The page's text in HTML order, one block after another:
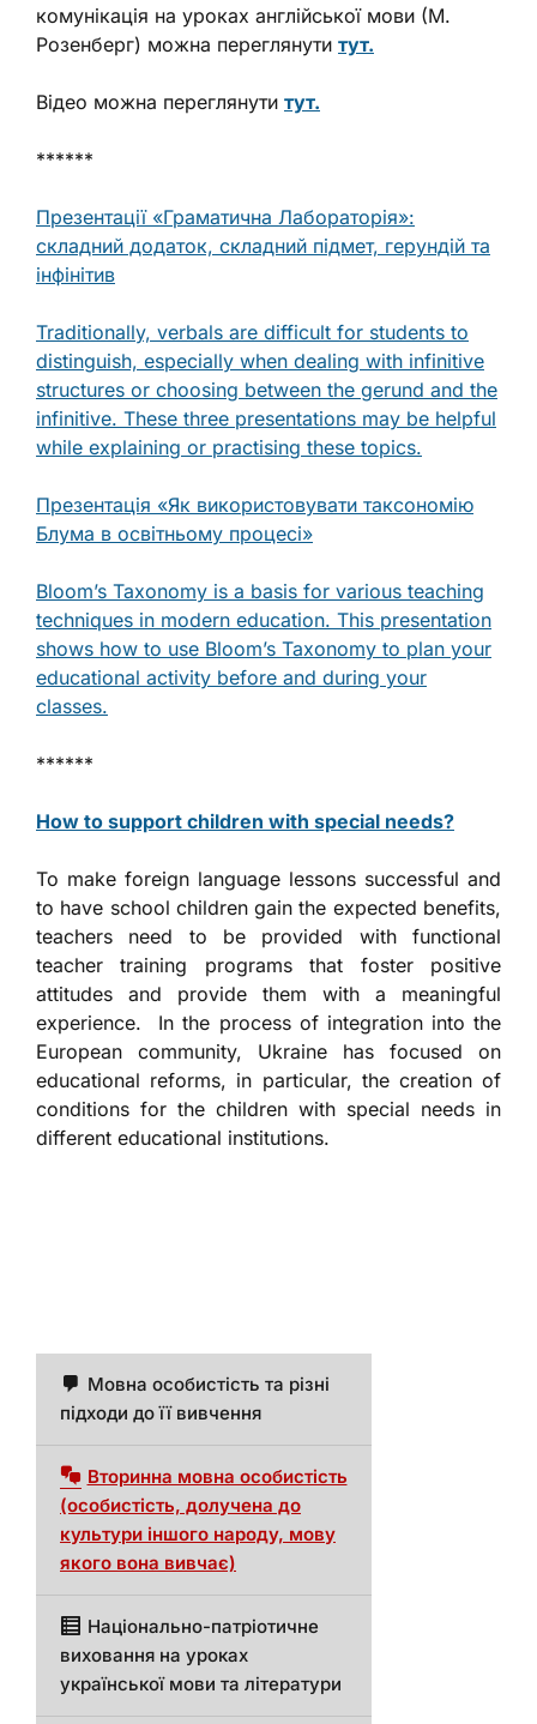
комунікація на уроках англійської мови (М.
Розенберг) можна переглянути тут.
Відео можна переглянути тут.
******
Презентації «Граматична Лабораторія»:
складний додаток, складний підмет, герундій та
інфінітив
Traditionally, verbals are difficult for students to
distinguish, especially when dealing with infinitive
structures or choosing between the gerund and the
infinitive. These three presentations may be helpful
while explaining or practising these topics.
Презентація «Як використовувати таксономію
Блума в освітньому процесі»
Bloom’s Taxonomy is a basis for various teaching
techniques in modern education. This presentation
shows how to use Bloom’s Taxonomy to plan your
educational activity before and during your
classes.
******
How to support children with special needs?
To make foreign language lessons successful and
to have school children gain the expected benefits,
teachers need to be provided with functional
teacher training programs that foster positive
attitudes and provide them with a meaningful
experience. In the process of integration into the
European community, Ukraine has focused on
educational reforms, in particular, the creation of
conditions for the children with special needs in
different educational institutions.
Мовна особистість та різні
підходи до її вивчення
Вторинна мовна особистість
(особистість, долучена до
культури іншого народу, мову
якого вона вивчає)
Національно-патріотичне
виховання на уроках
української мови та літератури